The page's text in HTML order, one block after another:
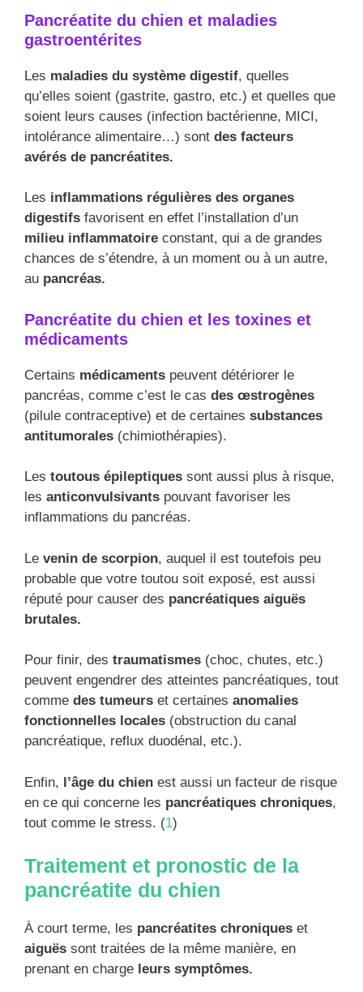
Pancréatite du chien et maladies
gastroentérites
Les maladies du système digestif, quelles
qu’elles soient (gastrite, gastro, etc.) et quelles que
soient leurs causes (infection bactérienne, MICI,
intolérance alimentaire…) sont des facteurs
avérés de pancréatites.
Les inflammations régulières des organes
digestifs favorisent en effet l’installation d’un
milieu inflammatoire constant, qui a de grandes
chances de s’étendre, à un moment ou à un autre,
au pancréas.
Pancréatite du chien et les toxines et
médicaments
Certains médicaments peuvent détériorer le
pancréas, comme c’est le cas des œstrogènes
(pilule contraceptive) et de certaines substances
antitumorales (chimiothérapies).
Les toutous épileptiques sont aussi plus à risque,
les anticonvulsivants pouvant favoriser les
inflammations du pancréas.
Le venin de scorpion, auquel il est toutefois peu
probable que votre toutou soit exposé, est aussi
réputé pour causer des pancréatiques aiguës
brutales.
Pour finir, des traumatismes (choc, chutes, etc.)
peuvent engendrer des atteintes pancréatiques, tout
comme des tumeurs et certaines anomalies
fonctionnelles locales (obstruction du canal
pancréatique, reflux duodénal, etc.).
Enfin, l’âge du chien est aussi un facteur de risque
en ce qui concerne les pancréatiques chroniques,
tout comme le stress. (1)
Traitement et pronostic de la
pancréatite du chien
À court terme, les pancréatites chroniques et
aiguës sont traitées de la même manière, en
prenant en charge leurs symptômes.